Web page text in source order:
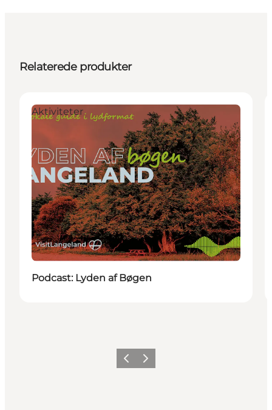
Relaterede produkter
Aktiviteter
Podcast: Lyden af Bøgen
ForrigeNæste